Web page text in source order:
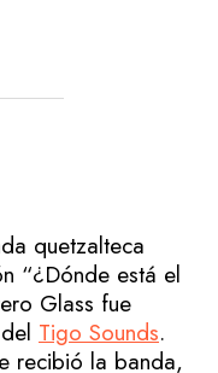
quetzalteca
“¿Dónde está el
Glass fue
Tigo Sounds.
recibió la banda,